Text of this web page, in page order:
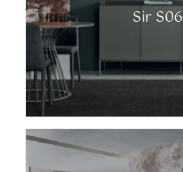
Sir S06